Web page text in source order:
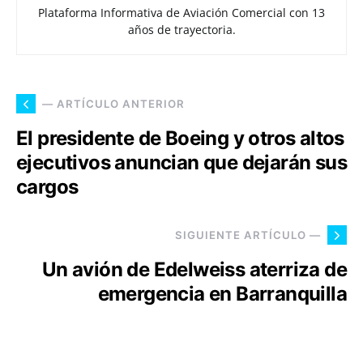
Plataforma Informativa de Aviación Comercial con 13
años de trayectoria.
— ARTÍCULO ANTERIOR
El presidente de Boeing y otros altos
ejecutivos anuncian que dejarán sus
cargos
SIGUIENTE ARTÍCULO —
Un avión de Edelweiss aterriza de
emergencia en Barranquilla